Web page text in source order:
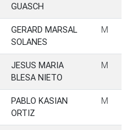
GUASCH
GERARD MARSAL
SOLANES
M
JESUS MARIA
BLESA NIETO
M
PABLO KASIAN
ORTIZ
M